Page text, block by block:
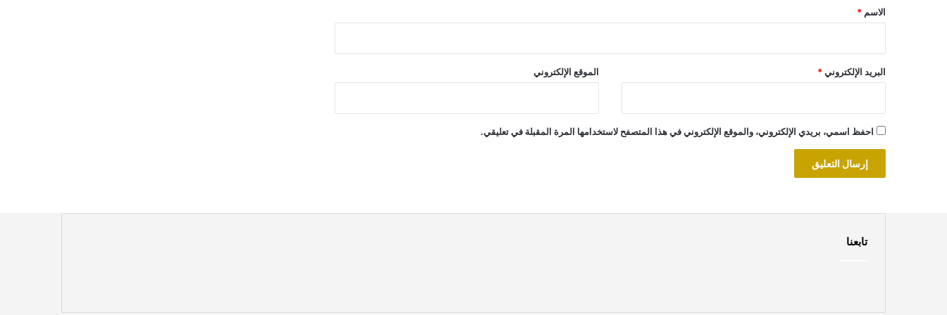
*
الاسم *
البريد الإلكتروني* الموقع الإلكتروني
احفظ اسمي، بريدي الإلكتروني، والموقع الإلكتروني في هذا المتصفح لاستخدامها المرة المقبلة في تعليقي.
تابعنا